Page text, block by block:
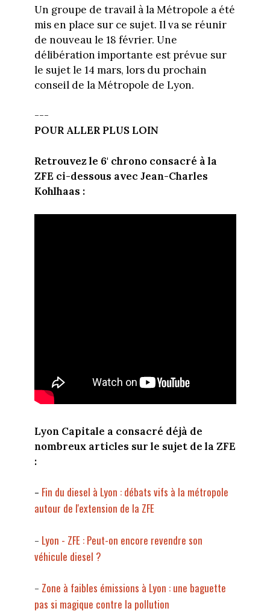
Un groupe de travail à la Métropole a été
mis en place sur ce sujet. Il va se réunir
de nouveau le 18 février. Une
délibération importante est prévue sur
le sujet le 14 mars, lors du prochain
conseil de la Métropole de Lyon.
---
POUR ALLER PLUS LOIN
Retrouvez le 6' chrono consacré à la
ZFE ci-dessous avec Jean-Charles
Kohlhaas :
Lyon Capitale a consacré déjà de
nombreux articles sur le sujet de la ZFE
:
- Fin du diesel à Lyon : débats vifs à la métropole
autour de l'extension de la ZFE
- Lyon - ZFE : Peut-on encore revendre son
véhicule diesel ?
- Zone à faibles émissions à Lyon : une baguette
pas si magique contre la pollution